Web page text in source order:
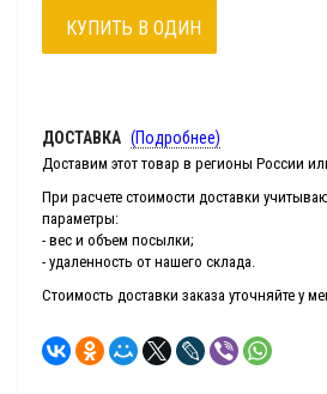
КУПИТЬ В ОДИН
ДОСТАВКА (Подробнее)
Доставим этот товар в регионы России
При расчете стоимости доставки
параметры:
- вес и объем посылки;
- удаленность от нашего склада.
Стоимость доставки заказа уточняйте у